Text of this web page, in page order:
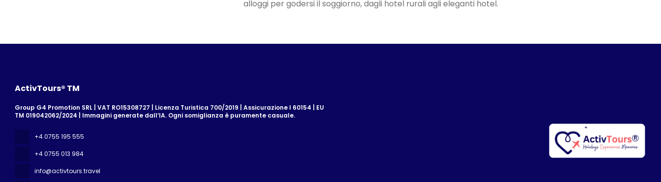
alloggi per godersi il soggiorno, dagli hotel rurali agli eleganti hotel.
ActivTours® TM
Group G4 Promotion SRL | VAT RO15308727 | Licenza Turistica 700/2019 | Assicurazione I 60154 | EU
TM 019042062/2024 | Immagini generate dall’IA. Ogni somiglianza è puramente casuale.
+4 0755 195 555
+4 0755 013 984
info@activtours.travel